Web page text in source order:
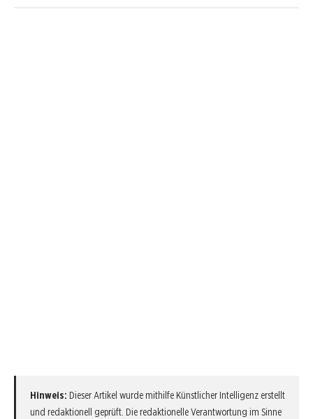
Hinweis: Dieser Artikel wurde mithilfe Künstlicher Intelligenz erstellt
und redaktionell geprüft. Die redaktionelle Verantwortung im Sinne